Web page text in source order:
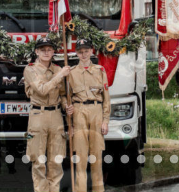
043 041
Aktuell 042
Aktuell 035
Aktuell 031
Aktuell 032
Aktuell 033
Aktuell 029
Aktuell 027
Aktuell 026
Start